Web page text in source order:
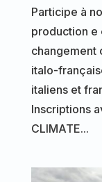
Participe à
production e
changement
italo-
italiens et
Inscriptions
CLIMATE...